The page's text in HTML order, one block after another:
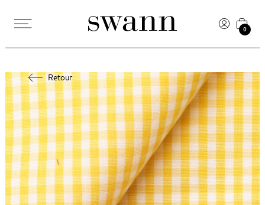
0
Retour